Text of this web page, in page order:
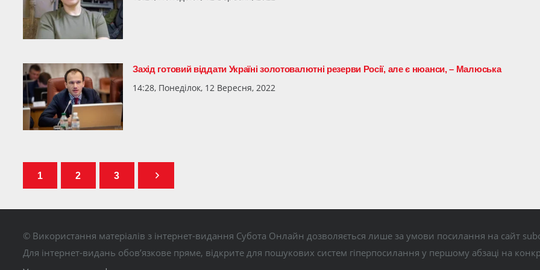
Захід готовий віддати Україні золотовалютні резерви Росії, але є нюанси, – Малюська
14:28, Понеділок, 12 Вересня, 2022
1 2 3
© Використання матеріалів з інтернет-видання Субота Онлайн дозволяється лише за умови посилання на сайт
Для інтернет-видань обов’язкове пряме, відкрите для пошукових систем гіперпосилання у першому абзаці на